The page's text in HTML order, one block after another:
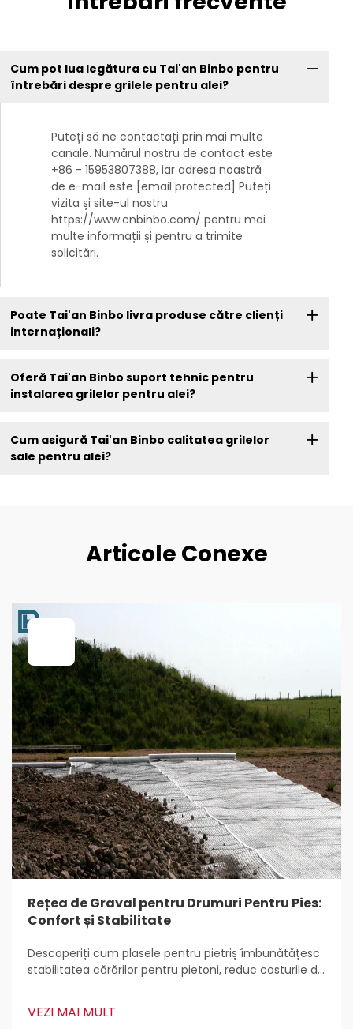
Cum pot lua legătura cu Tai'an Binbo pentru
întrebări despre grilele pentru alei?
Puteți să ne contactați prin mai multe
canale. Numărul nostru de contact este
+86 - 15953807388, iar adresa noastră
de e-mail este [email protected] Puteți
vizita și site-ul nostru
https://www.cnbinbo.com/ pentru mai
multe informații și pentru a trimite
solicitări.
Poate Tai'an Binbo livra produse către clienți
internaționali?
Oferă Tai'an Binbo suport tehnic pentru
instalarea grilelor pentru alei?
Cum asigură Tai'an Binbo calitatea grilelor
sale pentru alei?
Articole Conexe
Rețea de Graval pentru Drumuri Pentru Pies:
Confort și Stabilitate
Descoperiți cum plasele pentru pietriș îmbunătățesc
stabilitatea cărărilor pentru pietoni, reduc costurile de
practici pentru instalare și întreținere pentru o
VEZI MAI MULT